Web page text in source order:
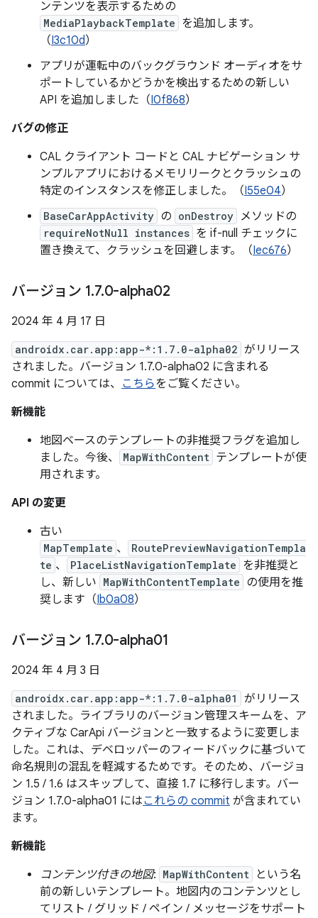
ンテンツを表示するための
MediaPlaybackTemplate を追加します。
（I3c10d）
アプリが運転中のバックグラウンド オーディオをサ
ポートしているかどうかを検出するための新しい
API を追加しました（I0f868）
バグの修正
CAL クライアント コードと CAL ナビゲーション サ
ンプルアプリにおけるメモリリークとクラッシュの
特定のインスタンスを修正しました。（I55e04）
BaseCarAppActivity の onDestroy メソッドの
requireNotNull instances を if-null チェックに
置き換えて、クラッシュを回避します。（Iec676）
バージョン 1.7.0-alpha02
2024 年 4 月 17 日
androidx.car.app:app-*:1.7.0-alpha02 がリリース
されました。バージョン 1.7.0-alpha02 に含まれる
commit については、 こちらをご覧ください。
新機能
地図ベースのテンプレートの非推奨フラグを追加し
ました。今後、
MapWithContent テンプレートが使
用されます。
API の変更
古い
MapTemplate 、
RoutePreviewNavigationTempla
te 、 PlaceListNavigationTemplate を非推奨と
し、新しい MapWithContentTemplate の使用を推
奨します（Ib0a08）
バージョン 1.7.0-alpha01
2024 年 4 月 3 日
androidx.car.app:app-*:1.7.0-alpha01
がリリース
されました。ライブラリのバージョン管理スキームを、ア
クティブな CarApi バージョンと一致するように変更しま
した。これは、デベロッパーのフィードバックに基づいて
命名規則の混乱を軽減するためです。そのため、バージョ
ン 1.5 / 1.6 はスキップして、直接 1.7 に移行します。バー
ジョン 1.7.0-alpha01 にはこれらの commit が含まれてい
ます。
新機能
コンテンツ付きの地図: MapWithContent
という名
前の新しいテンプレート。地図内のコンテンツとし
てリスト / グリッド / ペイン / メッセージをサポート